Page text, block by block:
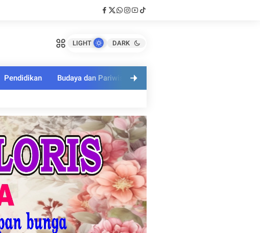
LIGHT DARK
Pendidikan Budaya dan Pariwisata